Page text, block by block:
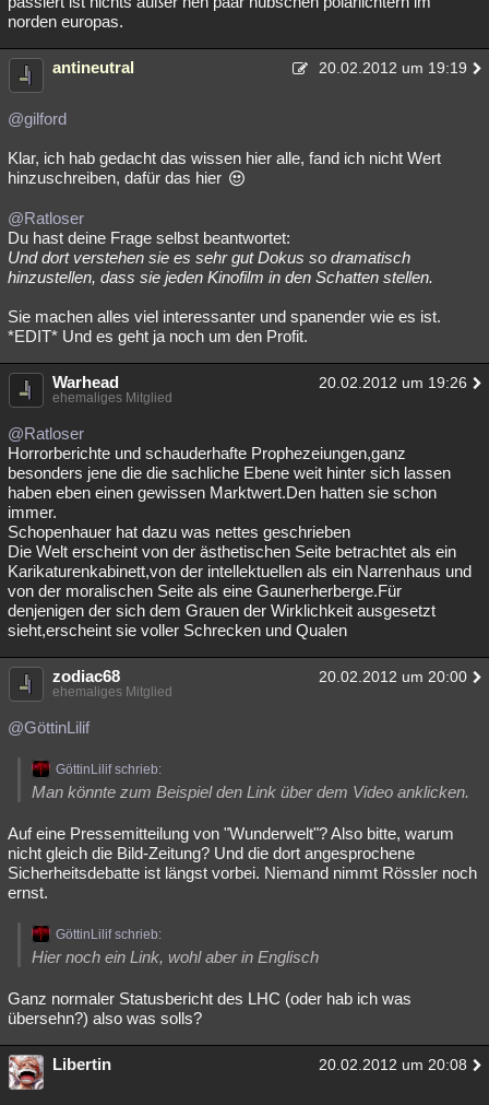
norden europas.
antineutral 20.02.2012 um 19:19
@gilford
Klar, ich hab gedacht das wissen hier alle, fand ich nicht Wert
hinzuschreiben, dafür das hier
@Ratloser
Du hast deine Frage selbst beantwortet:
Und dort verstehen sie es sehr gut Dokus so dramatisch
hinzustellen, dass sie jeden Kinofilm in den Schatten stellen.
Sie machen alles viel interessanter und spanender wie es ist.
*EDIT* Und es geht ja noch um den Profit.
Warhead 20.02.2012 um 19:26
ehemaliges Mitglied
@Ratloser
Horrorberichte und schauderhafte Prophezeiungen,ganz
besonders jene die die sachliche Ebene weit hinter sich lassen
haben eben einen gewissen Marktwert.Den hatten sie schon
immer.
Schopenhauer hat dazu was nettes geschrieben
Die Welt erscheint von der ästhetischen Seite betrachtet als ein
Karikaturenkabinett,von der intellektuellen als ein Narrenhaus und
von der moralischen Seite als eine Gaunerherberge.Für
denjenigen der sich dem Grauen der Wirklichkeit ausgesetzt
sieht,erscheint sie voller Schrecken und Qualen
zodiac68 20.02.2012 um 20:00
ehemaliges Mitglied
@GöttinLilif
GöttinLilif schrieb:
Man könnte zum Beispiel den Link über dem Video anklicken.
Auf eine Pressemitteilung von "Wunderwelt"? Also bitte, warum
nicht gleich die Bild-Zeitung? Und die dort angesprochene
Sicherheitsdebatte ist längst vorbei. Niemand nimmt Rössler noch
ernst.
GöttinLilif schrieb:
Hier noch ein Link, wohl aber in Englisch
Ganz normaler Statusbericht des LHC (oder hab ich was
übersehn?) also was solls?
Libertin 20.02.2012 um 20:08